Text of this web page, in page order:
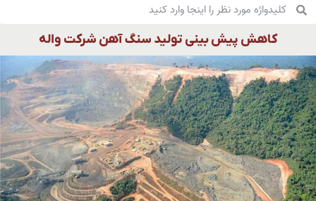
کاهش پیش بینی تولید سنگ آهن شرکت واله